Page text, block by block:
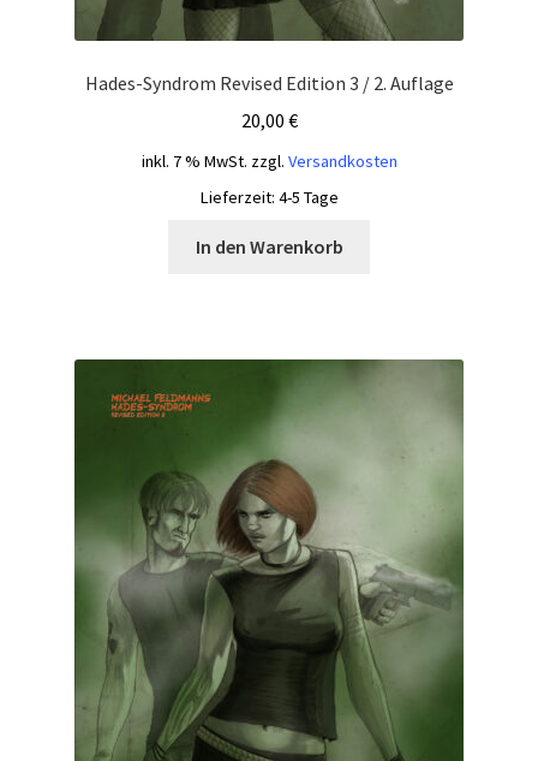
Hades-Syndrom Revised Edition 3 / 2. Auflage
20,00 €
inkl. 7 % MwSt. zzgl. Versandkosten
Lieferzeit: 4-5 Tage
In den Warenkorb